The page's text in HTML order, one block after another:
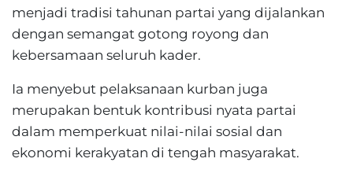
menjadi tradisi tahunan partai yang dijalankan
dengan semangat gotong royong dan
kebersamaan seluruh kader.
Ia menyebut pelaksanaan kurban juga
merupakan bentuk kontribusi nyata partai
dalam memperkuat nilai-nilai sosial dan
ekonomi kerakyatan di tengah masyarakat.